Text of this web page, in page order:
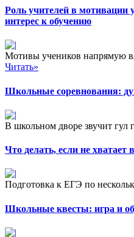
Роль учителей в мотивации
интерес к обучению
Мотивы учеников напрямую
Читать»
Школьные соревнования:
В школьном дворе звучит гул
Что делать, если не хватает
Подготовка к ЕГЭ по
Школьные квесты: игра и